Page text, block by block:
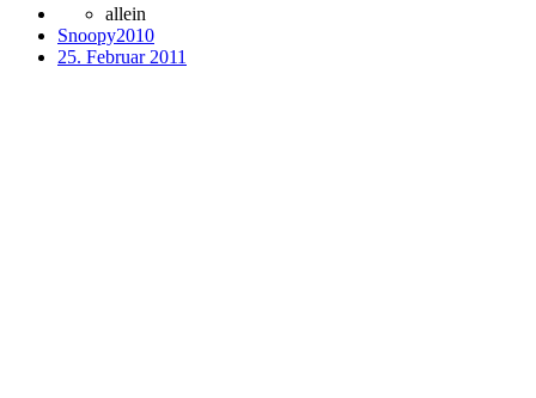
allein
Snoopy2010
25. Februar 2011